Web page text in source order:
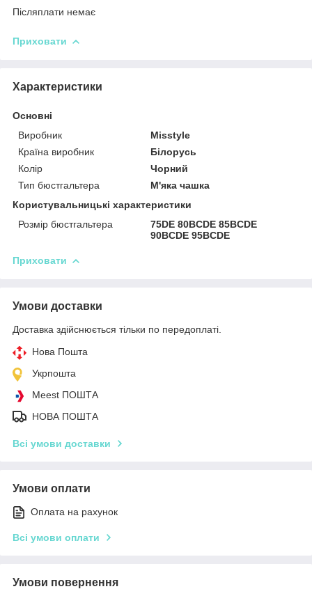
Післяплати немає
Приховати
Характеристики
Основні
Виробник
Misstyle
Країна виробник
Білорусь
Колір
Чорний
Тип бюстгальтера
М'яка чашка
Користувальницькі характеристики
Розмір бюстгальтера
75DE 80BCDE 85BCDE
90BCDE 95BCDE
Приховати
Умови доставки
Доставка здійснюється тільки по передоплаті.
Нова Пошта
Укрпошта
Meest ПОШТА
НОВА ПОШТА
Всі умови доставки
Умови оплати
Оплата на рахунок
Всі умови оплати
Умови повернення